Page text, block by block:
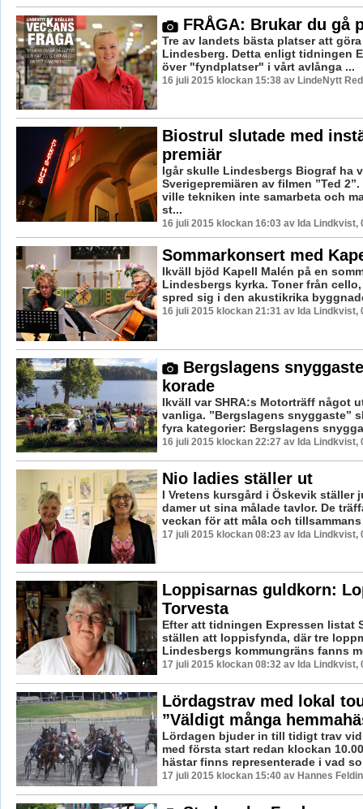
FRÅGA: Brukar du gå
Tre av landets bästa platser att
Lindesberg. Detta enligt tidningen
över "fyndplatser" i vårt avlånga ...
16 juli 2015 klockan 15:38 av LindeNytt
Biostrul slutade med
premiär
Igår skulle Lindesbergs Biograf ha
Sverigepremiären av filmen ”Ted
ville tekniken inte samarbeta och
st...
16 juli 2015 klockan 16:03 av Ida Lindkvist,
Sommarkonsert med
Ikväll bjöd Kapell Malén på en
Lindesbergs kyrka. Toner från
spred sig i den akustikrika
16 juli 2015 klockan 21:31 av Ida Lindkvist,
Bergslagens
korade
Ikväll var SHRA:s Motorträff något
vanliga. ”Bergslagens snyggaste”
fyra kategorier: Bergslagens
16 juli 2015 klockan 22:27 av Ida Lindkvist,
Nio ladies ställer ut
I Vretens kursgård i Öskevik ställer
damer ut sina målade tavlor. De
veckan för att måla och tillsammans
17 juli 2015 klockan 08:23 av Ida Lindkvist,
Loppisarnas guldkorn:
Torvesta
Efter att tidningen Expressen listat
ställen att loppisfynda, där tre
Lindesbergs kommungräns fanns
17 juli 2015 klockan 08:32 av Ida Lindkvist,
Lördagstrav med lokal
”Väldigt många
Lördagen bjuder in till tidigt trav
med första start redan klockan
hästar finns representerade i vad
17 juli 2015 klockan 15:40 av Hannes